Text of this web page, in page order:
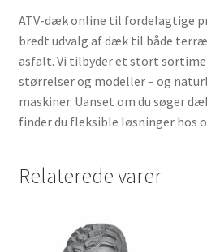
ATV-dæk online til fordelagtige
bredt udvalg af dæk til både
asfalt. Vi tilbyder et stort
størrelser og modeller – og
maskiner. Uanset om du søger
finder du fleksible løsninger hos
Relaterede varer